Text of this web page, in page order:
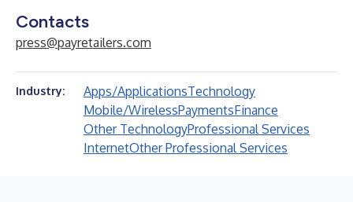
Contacts
press@payretailers.com
Industry: Apps/ApplicationsTechnology
Mobile/WirelessPaymentsFinance
Other TechnologyProfessional Services
InternetOther Professional Services